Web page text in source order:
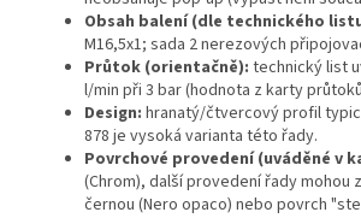
Obsah balení (dle technického
M16,5x1; sada 2 nerezových
Průtok (orientačně): technický list
l/min při 3 bar (hodnota z karty
Design: hranatý/čtvercový profil
878 je vysoká varianta této řady.
Povrchové provedení (uváděné v
(Chrom), další provedení řady mohou
černou (Nero opaco) nebo povrch